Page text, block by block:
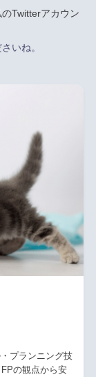
Twitterアカウン
いね。
プランニング技
の観点から安